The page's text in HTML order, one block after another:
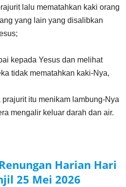
lalu mematahkan kaki orang
yang lain yang disalibkan
kepada Yesus dan melihat
tidak mematahkan kaki-Nya,
itu menikam lambung-Nya
mengalir keluar darah dan air.
Renungan Harian Hari
25 Mei 2026